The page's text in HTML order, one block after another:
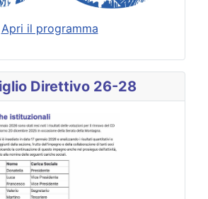
Apri il programma
Direttivo 26-28